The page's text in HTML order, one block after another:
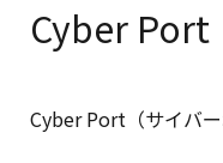
Cyber Port
Cyber Port（サイバ